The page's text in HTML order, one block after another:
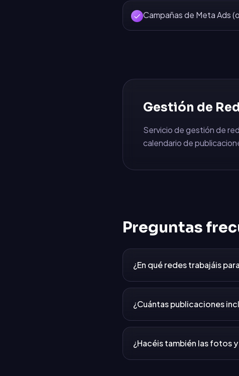
Campañas de Meta Ads
Gestión de
Servicio de gestión de
calendario de
Preguntas
¿En qué redes trabajáis
¿Cuántas publicaciones
¿Hacéis también las fotos